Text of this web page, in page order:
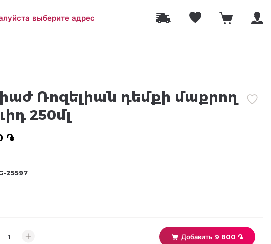
выберите адрес
Ռոզելիան դեմքի մաքրող
250մլ
֏
25597
Добавить 9 800 ֏